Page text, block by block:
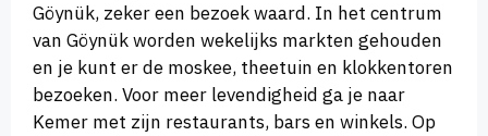
Göynük, zeker een bezoek waard. In het centrum
van Göynük worden wekelijks markten gehouden
en je kunt er de moskee, theetuin en klokkentoren
bezoeken. Voor meer levendigheid ga je naar
Kemer met zijn restaurants, bars en winkels. Op